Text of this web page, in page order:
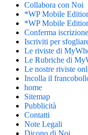
Collabora con Noi
*WP Mobile
*WP Mobile
Conferma iscrizione
Iscriviti per
Le riviste di
Le Rubriche di
Le nostre riviste
Incolla il
home
Sitemap
Pubblicità
Contatti
Note Legali